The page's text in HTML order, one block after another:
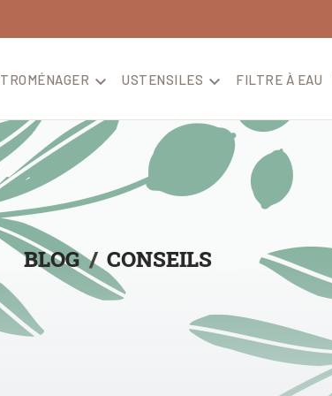
 USTENSILES  FILTRE À EAU
BLOG CONSEILS